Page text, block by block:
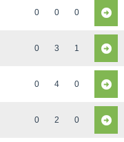
0 0 0
0 3 1
0 4 0
0 2 0